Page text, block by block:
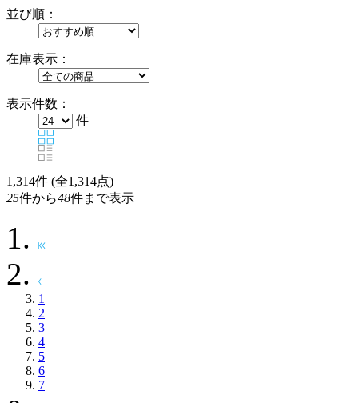
並び順：
在庫表示：
表示件数：
件
1,314件 (全1,314点)
25件から48件まで表示
1
2
3
4
5
6
7